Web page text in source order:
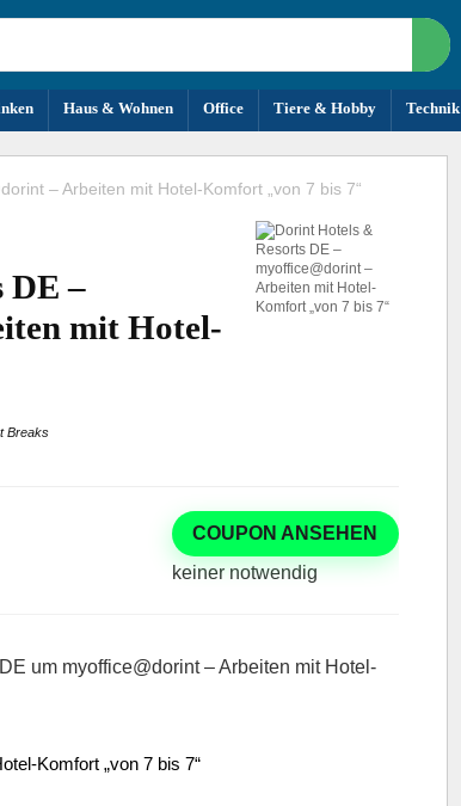
Haus & Wohnen Office Tiere & Hobby Technik
– Arbeiten mit Hotel-Komfort „von 7 bis 7“
DE –
mit Hotel-
Breaks
COUPON ANSEHEN
keiner notwendig
um myoffice@dorint – Arbeiten mit Hotel-